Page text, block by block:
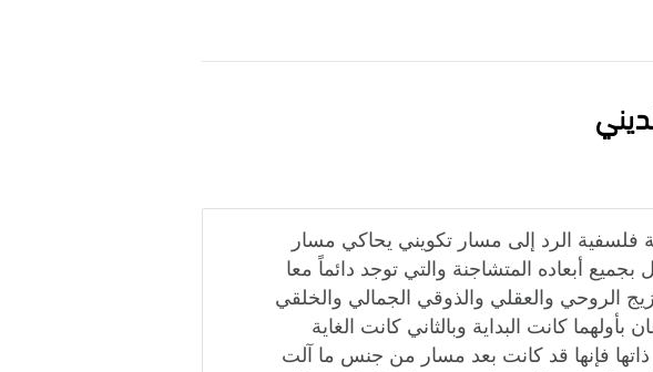
الرد إلى مسار تكويني يحاكي مسار
بجميع أبعاده المتشاجنة والتي توجد دائماً معا
الروحي والعقلي والذوقي الجمالي والخلقي
كانت البداية وبالثاني كانت الغاية
ذاتها فإنها قد كانت بعد مسار من جنس ما آلت